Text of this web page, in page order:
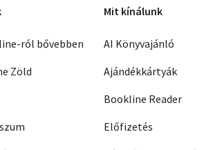
ról bővebben
Zöld
Mit kínálunk
AI Könyvajánló
Ajándékkártyák
Bookline Reader
Előfizetés